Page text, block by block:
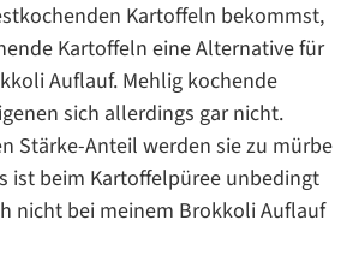
Kartoffeln bekommst,
Kartoffeln eine Alternative für
Auflauf. Mehlig kochende
sich allerdings gar nicht.
Stärke-Anteil werden sie zu mürbe
ist beim Kartoffelpüree unbedingt
nicht bei meinem Brokkoli Auflauf